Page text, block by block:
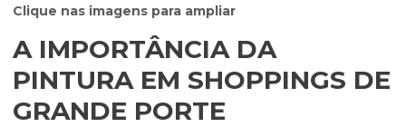
Clique nas imagens para ampliar
A IMPORTÂNCIA DA
PINTURA EM SHOPPINGS DE
GRANDE PORTE